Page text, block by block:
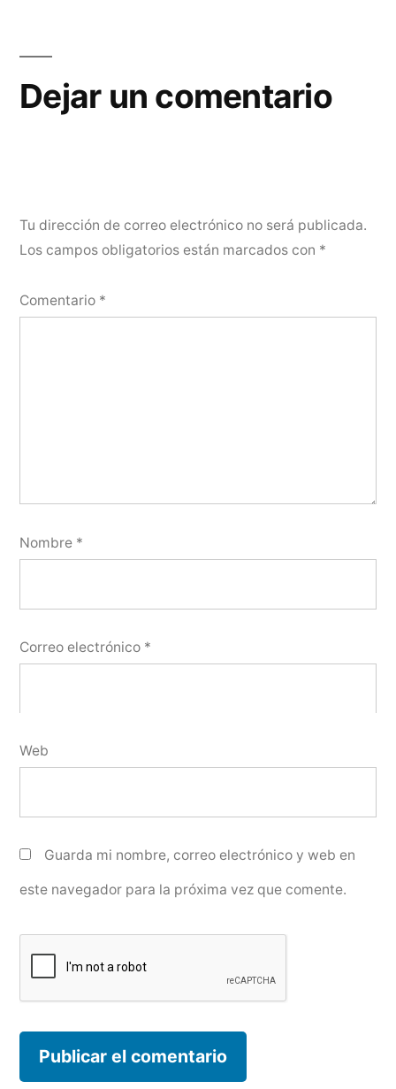
Dejar un comentario
Tu dirección de correo electrónico no será publicada.
Los campos obligatorios están marcados con *
Comentario *
Nombre *
Correo electrónico *
Web
Guarda mi nombre, correo electrónico y web en
este navegador para la próxima vez que comente.